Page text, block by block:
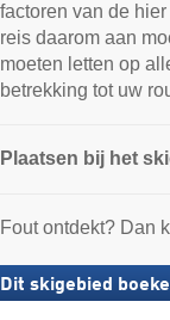
factoren van de
reis daarom aan
moeten letten op
betrekking tot uw
Plaatsen bij het
Fout ontdekt? Dan
Dit skigebied